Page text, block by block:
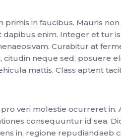
in faucibus. Mauris
enim. Integer et tur
Curabitur at
neque sed, posuere
mattis. Class aptent
veri molestie ocurreret in.
consequuntur id sea.
in, regione repudiandaeb